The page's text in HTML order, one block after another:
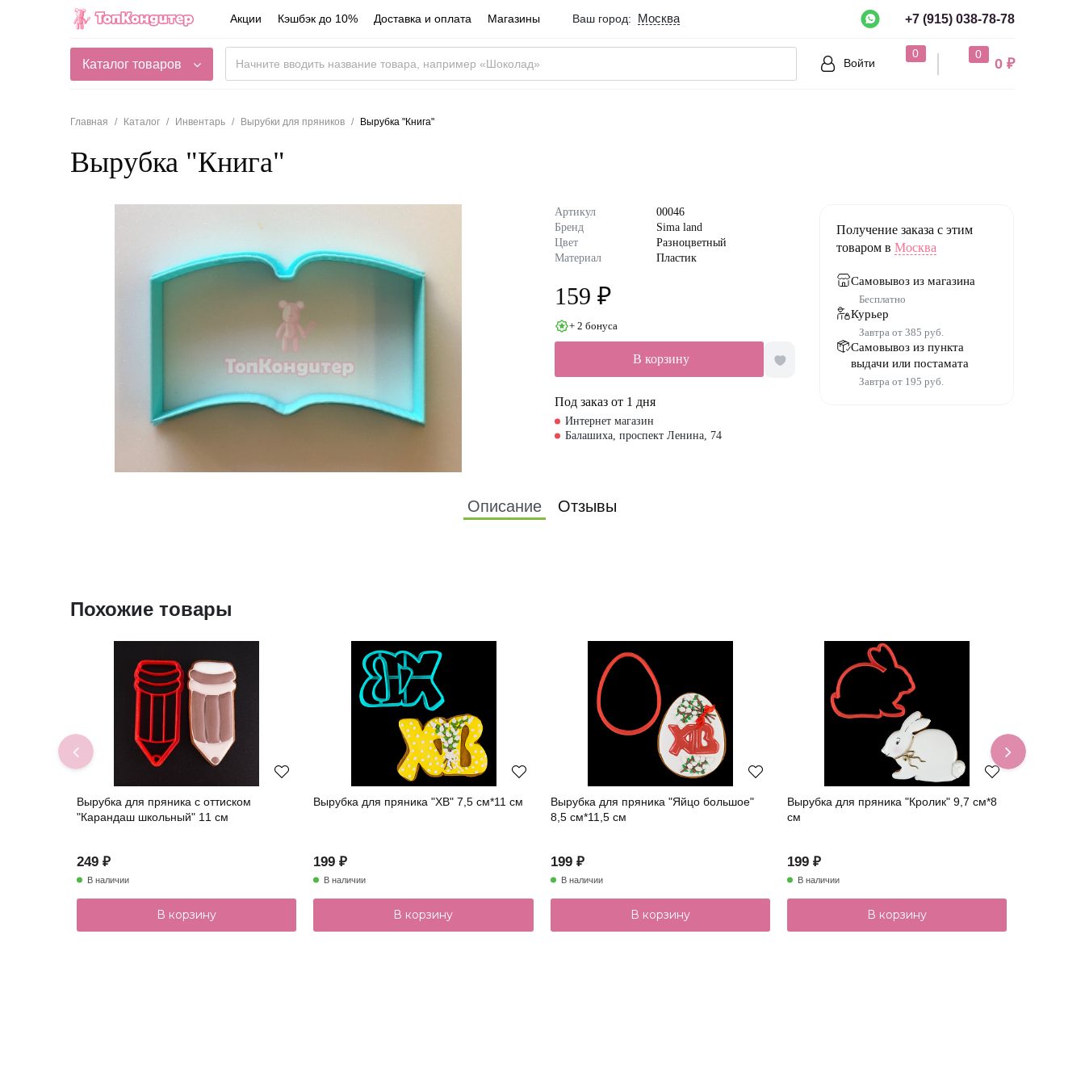
Акции Кэшбэк до 10% Доставка и оплата Магазины Ваш город: Москва
Город определен верно?
Россия
+7 (915) 038-78-78
Каталог товаров Войти
0 0
0 ₽
Главная Каталог Инвентарь Вырубки для пряников Вырубка "Книга"
Вырубка "Книга"
Артикул
00046
Бренд
Sima land
Цвет
Разноцветный
Материал
Пластик
159 ₽
+ 2 бонуса
В корзину
Под заказ от 1 дня
Интернет магазин
Балашиха, проспект Ленина, 74
Получение заказа с этим
товаром вМосква
Самовывоз из магазина
Бесплатно
Курьер
Завтра от 385 руб.
Самовывоз из пункта
выдачи или постамата
Завтра от 195 руб.
Описание Отзывы
Похожие товары
Вырубка для пряника с оттиском
"Карандаш школьный" 11 см
249 ₽
В наличии
В корзину
Вырубка для пряника "ХВ" 7,5 см*11 см
199 ₽
В наличии
В корзину
Вырубка для пряника "Яйцо большое"
8,5 см*11,5 см
199 ₽
В наличии
В корзину
Вырубка для пряника "Кролик" 9,7 см*8
см
199 ₽
В наличии
В корзину